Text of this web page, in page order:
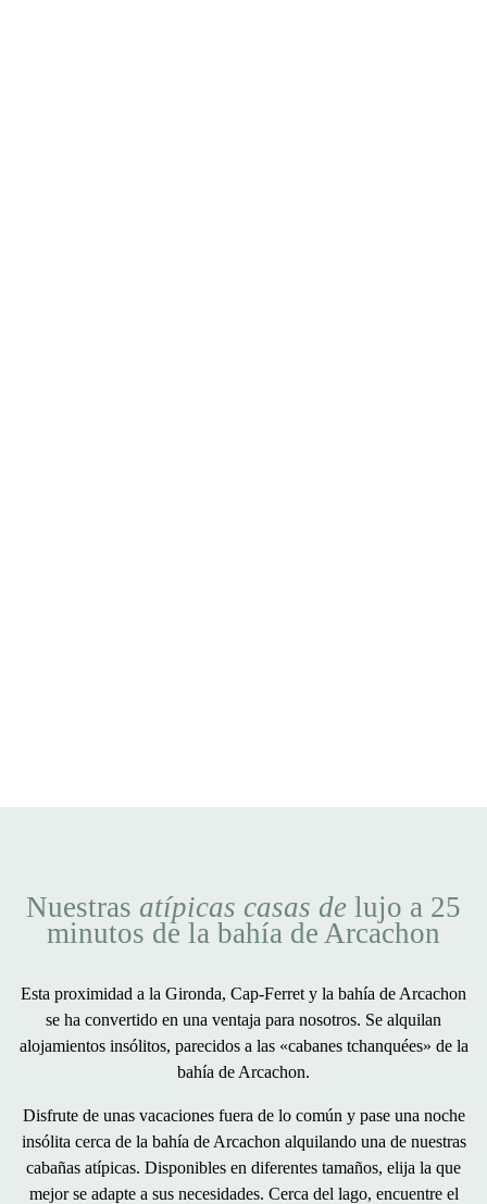
Nuestras atípicas casas de lujo a 25
minutos de la bahía de Arcachon
Esta proximidad a la Gironda, Cap-Ferret y la bahía de Arcachon
se ha convertido en una ventaja para nosotros. Se alquilan
alojamientos insólitos, parecidos a las «cabanes tchanquées» de la
bahía de Arcachon.
Disfrute de unas vacaciones fuera de lo común y pase una noche
insólita cerca de la bahía de Arcachon alquilando una de nuestras
cabañas atípicas. Disponibles en diferentes tamaños, elija la que
mejor se adapte a sus necesidades. Cerca del lago, encuentre el